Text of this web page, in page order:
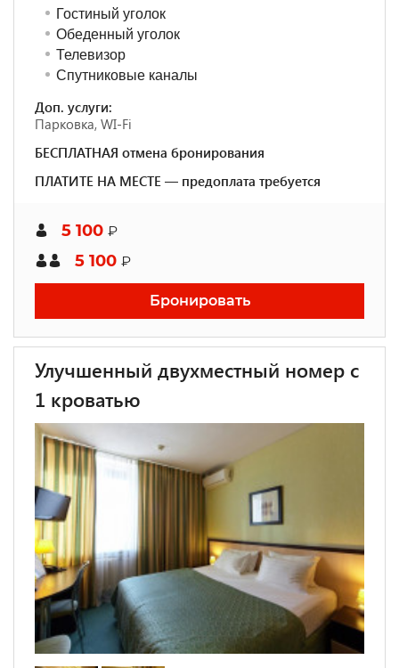
Гостиный уголок
Обеденный уголок
Телевизор
Спутниковые каналы
Доп. услуги:
Парковка, WI-Fi
БЕСПЛАТНАЯ отмена бронирования
ПЛАТИТЕ НА МЕСТЕ — предоплата требуется
5 100 ₽
5 100 ₽
Бронировать
Улучшенный двухместный номер с
1 кроватью